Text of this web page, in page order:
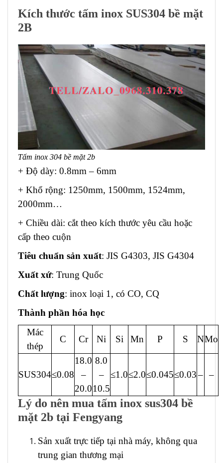
Kích thước tấm inox SUS304 bề mặt
2B
Tấm inox 304 bề mặt 2b
+ Độ dày: 0.8mm – 6mm
+ Khổ rộng: 1250mm, 1500mm, 1524mm,
2000mm…
+ Chiều dài: cắt theo kích thước yêu cầu hoặc
cấp theo cuộn
Tiêu chuẩn sản xuất: JIS G4303, JIS G4304
Xuất xứ: Trung Quốc
Chất lượng: inox loại 1, có CO, CQ
Thành phần hóa học
Mác
thép
C Cr Ni Si Mn P S NMo
SUS304≤0.08
18.0
–
20.0
8.0
–
10.5
≤1.0≤2.0≤0.045≤0.03– –
Lý do nên mua tấm inox sus304 bề
mặt 2b tại Fengyang
Sản xuất trực tiếp tại nhà máy, không qua
trung gian thương mại